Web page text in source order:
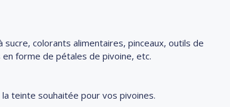
colorants alimentaires, pinceaux, outils de
forme de pétales de pivoine, etc.
teinte souhaitée pour vos pivoines.